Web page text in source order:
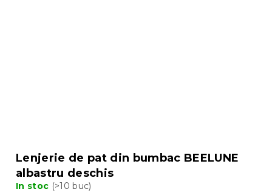
Lenjerie de pat din bumbac BEELUNE
albastru deschis
In stoc (>10 buc)